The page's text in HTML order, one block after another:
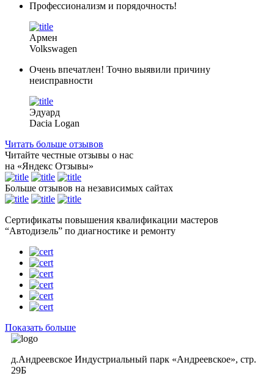
Профессионализм и порядочность!
Армен
Volkswagen
Очень впечатлен! Точно выявили причину
неисправности
Эдуард
Dacia Logan
Читать больше отзывов
Читайте честные отзывы о нас
на «Яндекс Отзывы»
Больше отзывов на независимых сайтах
Сертификаты повышения квалификации мастеров
“Автодизель” по диагностике и ремонту
Показать больше
д.Андреевское Индустриальный парк «Андреевское», стр.
29Б